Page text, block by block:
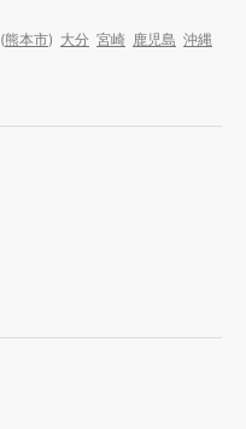
(熊本市) 大分 宮崎 鹿児島 沖縄